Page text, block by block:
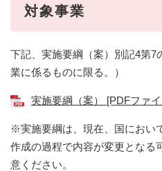
対象事業
下記、実施要綱（案）別記4第7
業に係るものに限る。）
実施要綱（案） [PDFファ
※実施要綱は、現在、国におい
作成の過程で内容が変更となる
意ください。